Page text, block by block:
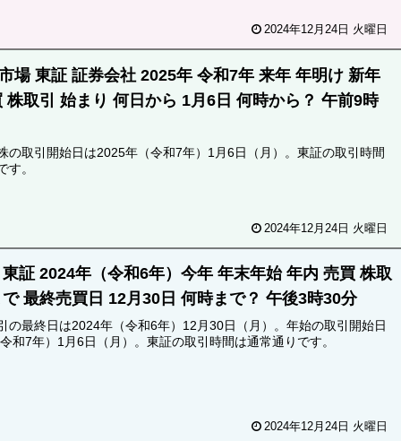
2024年12月24日 火曜日
場 東証 証券会社 2025年 令和7年 来年 年明け 新年
株取引 始まり 何日から 1月6日 何時から？ 午前9時
の取引開始日は2025年（令和7年）1月6日（月）。東証の取引時間
す。
2024年12月24日 火曜日
証 2024年（令和6年）今年 年末年始 年内 売買 株取
最終売買日 12月30日 何時まで？ 午後3時30分
の最終日は2024年（令和6年）12月30日（月）。年始の取引開始日
和7年）1月6日（月）。東証の取引時間は通常通りです。
2024年12月24日 火曜日